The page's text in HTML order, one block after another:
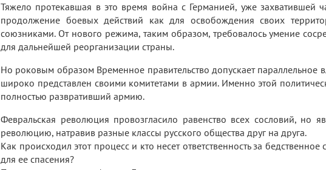
Тяжело протекавшая в это время война с Германией, уже захватившей
продолжение боевых действий как для освобождения своих
союзниками. От нового режима, таким образом, требовалось умение
для дальнейшей реорганизации страны.
Но роковым образом Временное правительство допускает параллельное
широко представлен своими комитетами в армии. Именно этой
полностью развративший армию.
Февральская революция провозгласило равенство всех сословий, но
революцию, натравив разные классы русского общества друг на друга.
Как происходил этот процесс и кто несет ответственность за
для ее спасения?